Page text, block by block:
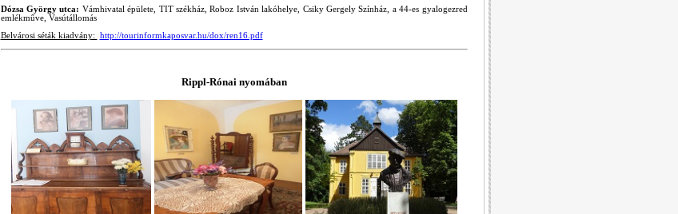
Dózsa György utca: Vámhivatal épülete, TIT székház, Roboz István lakóhelye, Csiky Gergely Színház, a 44-es gyalogezred
emlékműve, Vasútállomás
Belvárosi séták kiadvány:
http://tourinformkaposvar.hu/dox/ren16.pdf
Rippl-Rónai nyomában